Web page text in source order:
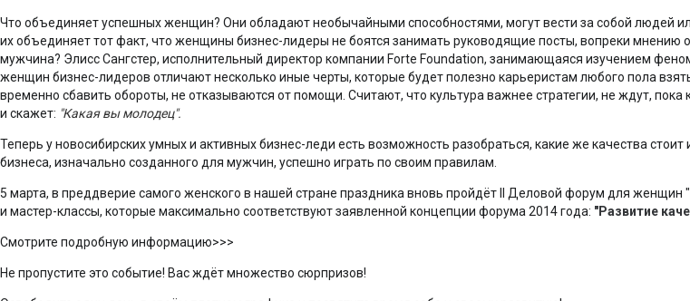
Что объединяет успешных женщин? Они обладают необычайными способностями, могут вести за собой людей
их объединяет тот факт, что женщины бизнес-лидеры не боятся занимать руководящие посты, вопреки мнению
мужчина? Элисс Сангстер, исполнительный директор компании Forte Foundation, занимающаяся изучением
женщин бизнес-лидеров отличают несколько иные черты, которые будет полезно карьеристам любого пола
временно сбавить обороты, не отказываются от помощи. Считают, что культура важнее стратегии, не ждут, пока
и скажет: "Какая вы молодец".
Теперь у новосибирских умных и активных бизнес-леди есть возможность разобраться, какие же качества
бизнеса, изначально созданного для мужчин, успешно играть по своим правилам.
5 марта, в преддверие самого женского в нашей стране праздника вновь пройдёт II Деловой форум для женщин
и мастер-классы, которые максимально соответствуют заявленной концепции форума 2014 года: "Развитие
Смотрите подробную информацию>>>
Не пропустите это событие! Вас ждёт множество сюрпризов!